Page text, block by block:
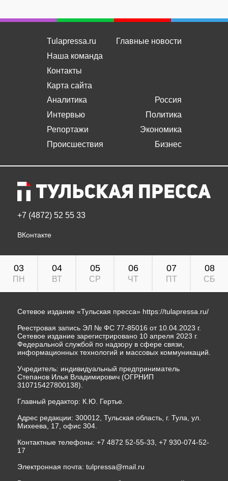
Tulapressa.ru
Наша команда
Контакты
Карта сайта
Главные новости
Аналитика
Интервью
Репортажи
Происшествия
Россия
Политика
Экономика
Бизнес
+7 (4872) 52 55 33
ВКонтакте
03
ПН
04
ВТ
05
СР
06
ЧТ
07
ПТ
08
СБ
Сетевое издание «Тульская пресса» https://tulapressa.ru/
Реестровая запись ЭЛ № ФС 77-85016 от 10.04.2023 г.
Сетевое издание зарегистрировано 10 апреля 2023 г.
Федеральной службой по надзору в сфере связи,
информационных технологий и массовых коммуникаций.
Учредитель: индивидуальный предприниматель
Степанов Илья Владимирович (ОГРНИП
310715427800138).
Главный редактор: К.Ю. Гертье.
Адрес редакции: 300012, Тульская область, г. Тула, ул.
Михеева, 17, офис 304.
Контактные телефоны: +7 4872 52-55-33, +7 930-074-52-
17
Электронная почта: tulpressa@mail.ru